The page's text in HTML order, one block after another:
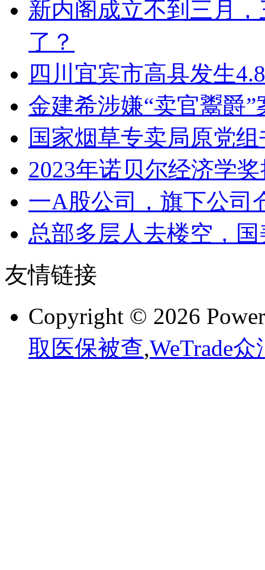
新内阁成立不到三月
了？
四川宜宾市高县发生
金建希涉嫌“卖官鬻爵
国家烟草专卖局原党
2023年诺贝尔经济学
一A股公司，旗下公司
总部多层人去楼空，
友情链接
Copyright © 2026
取医保被查,WeTrade